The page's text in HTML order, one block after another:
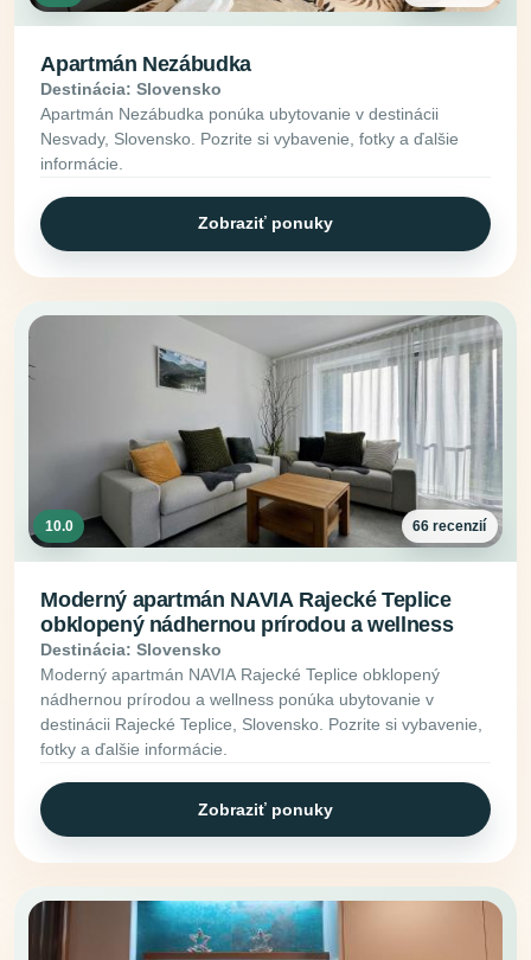
Apartmán Nezábudka
Destinácia: Slovensko
Apartmán Nezábudka ponúka ubytovanie v destinácii
Nesvady, Slovensko. Pozrite si vybavenie, fotky a ďalšie
informácie.
Zobraziť ponuky
10.0 66 recenzií
Moderný apartmán NAVIA Rajecké Teplice
obklopený nádhernou prírodou a wellness
Destinácia: Slovensko
Moderný apartmán NAVIA Rajecké Teplice obklopený
nádhernou prírodou a wellness ponúka ubytovanie v
destinácii Rajecké Teplice, Slovensko. Pozrite si vybavenie,
fotky a ďalšie informácie.
Zobraziť ponuky